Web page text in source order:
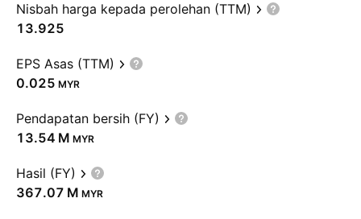
Nisbah harga kepada perolehan (TTM)
13.925
EPS Asas (TTM)
0.025 MYR
Pendapatan bersih (FY)
‪13.54 M‬ MYR
Hasil (FY)
‪367.07 M‬ MYR